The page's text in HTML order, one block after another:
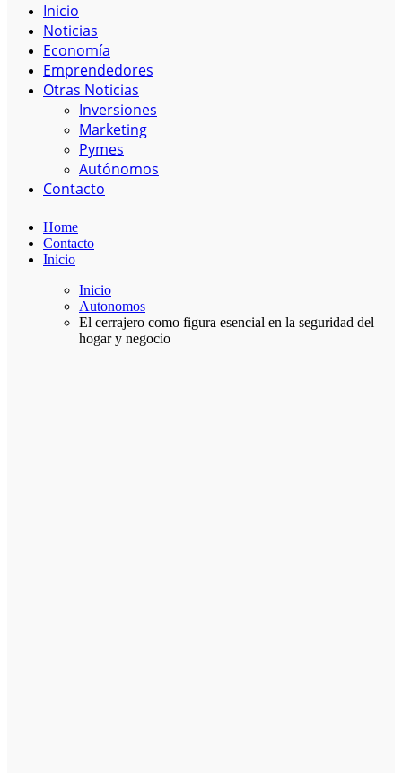
Inicio
Noticias
Economía
Emprendedores
Otras Noticias
Inversiones
Marketing
Pymes
Autónomos
Contacto
Home
Contacto
Inicio
Inicio
Autonomos
El cerrajero como figura esencial en la seguridad del
hogar y negocio